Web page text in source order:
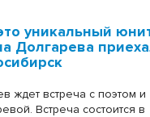
уникальный
Долгарева
ждет встреча с поэтом и
Встреча состоится в